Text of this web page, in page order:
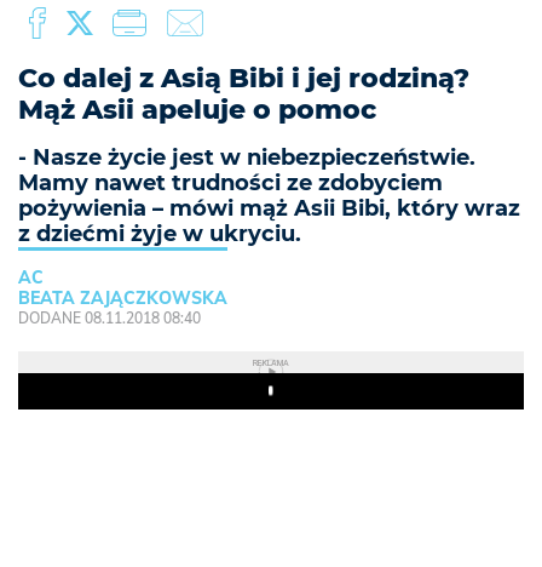
Co dalej z Asią Bibi i jej rodziną?
Mąż Asii apeluje o pomoc
- Nasze życie jest w niebezpieczeństwie.
Mamy nawet trudności ze zdobyciem
pożywienia – mówi mąż Asii Bibi, który wraz
z dziećmi żyje w ukryciu.
AC
BEATA ZAJĄCZKOWSKA
DODANE 08.11.2018 08:40
REKLAMA
Play